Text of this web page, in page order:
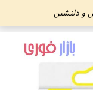
و دلنشین